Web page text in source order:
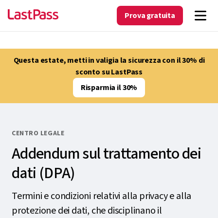
Prova gratuita
Questa estate, metti in valigia la sicurezza con il 30% di
sconto su LastPass
Risparmia il 30%
CENTRO LEGALE
Addendum sul trattamento dei
dati (DPA)
Termini e condizioni relativi alla privacy e alla
protezione dei dati, che disciplinano il